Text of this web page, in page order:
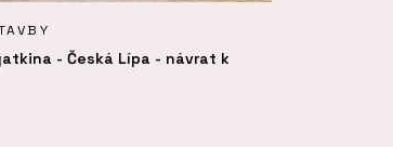
- Česká Lípa - návrat k